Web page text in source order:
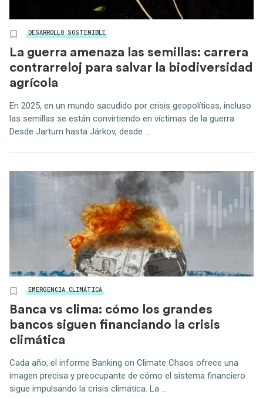
DESARROLLO SOSTENIBLE
La guerra amenaza las semillas: carrera
contrarreloj para salvar la biodiversidad
agrícola
En 2025, en un mundo sacudido por crisis geopolíticas, incluso
las semillas se están convirtiendo en víctimas de la guerra.
Desde Jartum hasta Járkov, desde ...
EMERGENCIA CLIMÁTICA
Banca vs clima: cómo los grandes
bancos siguen financiando la crisis
climática
Cada año, el informe Banking on Climate Chaos ofrece una
imagen precisa y preocupante de cómo el sistema financiero
sigue impulsando la crisis climática. La ...